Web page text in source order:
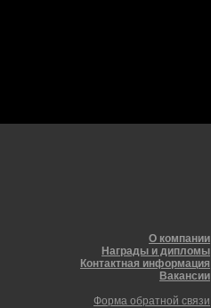
О компании
Награды и дипломы
Контактная информация
Вакансии
Форма обратной связи